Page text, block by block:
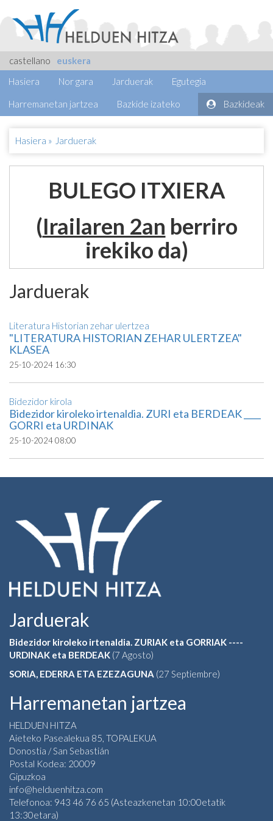
castellano
euskera
Hasiera
Nor gara Jarduerak Egutegia
Harremanetan jartzea Bazkide izateko Bazkideak
Hasiera » Jarduerak
BULEGO ITXIERA
(Irailaren 2an berriro
irekiko da)
Jarduerak
Literatura Historian zehar ulertzea
"LITERATURA HISTORIAN ZEHAR ULERTZEA"
KLASEA
25-10-2024 16:30
Bidezidor kirola
Bidezidor kiroleko irtenaldia. ZURI eta BERDEAK ____
GORRI eta URDINAK
25-10-2024 08:00
Jarduerak
Bidezidor kiroleko irtenaldia. ZURIAK eta GORRIAK ----
URDINAK eta BERDEAK (7 Agosto)
SORIA, EDERRA ETA EZEZAGUNA (27 Septiembre)
Harremanetan jartzea
HELDUEN HITZA
Aieteko Pasealekua 85, TOPALEKUA
Donostia / San Sebastián
Postal Kodea: 20009
Gipuzkoa
info@helduenhitza.com
Telefonoa: 943 46 76 65 (Asteazkenetan 10:00etatik
13:30etara)